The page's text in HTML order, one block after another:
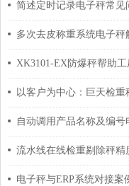
多次去皮称重系统电子秤
电子秤与ERP系统对接案